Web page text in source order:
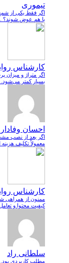
تیموری
اگر فقط یکی از
با هم عوض شوند؟
کارشناس
اگر متراژ و میزان
بسیار کمتر می‌شود.
احسان وفادار
اگر بعد از نصب
معمولاً تکلیف
کارشناس
ممنون از همراهی
کیفیت محتوا و
سلطانی راد
مطلب کاربردی بود.